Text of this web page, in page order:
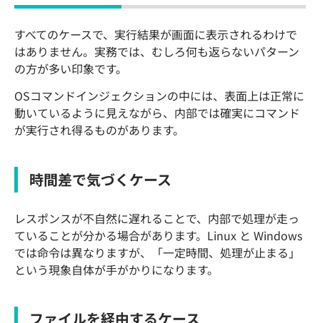
すべてのケースで、実行結果が画面に表示されるわけで
はありません。実務では、むしろ何も返らないパターン
の方が多い印象です。
OSコマンドインジェクションの中には、表面上は正常に
動いているように見えながら、内部では確実にコマンド
が実行され得るものがあります。
時間差で気づくケース
レスポンスが不自然に遅れることで、内部で処理が走っ
ていることが分かる場合があります。Linux と Windows
では命令は異なりますが、「一定時間、処理が止まる」
という現象自体が手がかりになります。
ファイルを経由するケース